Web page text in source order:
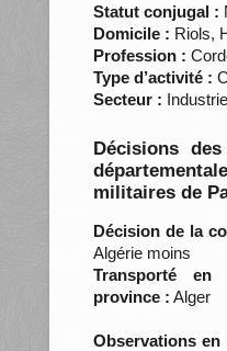
Statut conjugal :
Domicile : Riols,
Profession :
Type d’activité :
Secteur : Industrie
Décisions
militaires de
Décision de la
Algérie moins
Transporté en
province : Alger
Observations